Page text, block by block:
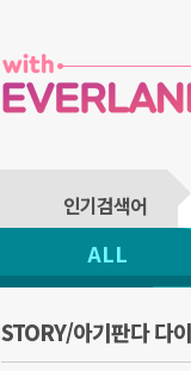
ALL
STORY/아기판다 다